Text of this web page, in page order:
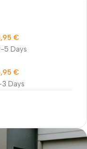
5 Days
€
3 Days
€